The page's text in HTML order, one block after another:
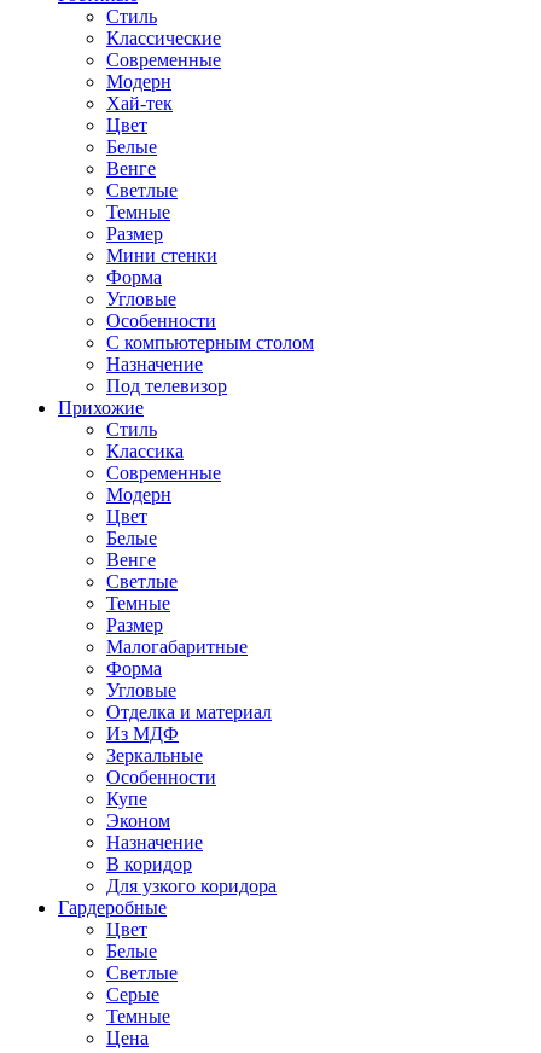
Стиль
Классические
Современные
Модерн
Хай-тек
Цвет
Белые
Венге
Светлые
Темные
Размер
Мини стенки
Форма
Угловые
Особенности
С компьютерным столом
Назначение
Под телевизор
Прихожие
Стиль
Классика
Современные
Модерн
Цвет
Белые
Венге
Светлые
Темные
Размер
Малогабаритные
Форма
Угловые
Отделка и материал
Из МДФ
Зеркальные
Особенности
Купе
Эконом
Назначение
В коридор
Для узкого коридора
Гардеробные
Цвет
Белые
Светлые
Серые
Темные
Цена